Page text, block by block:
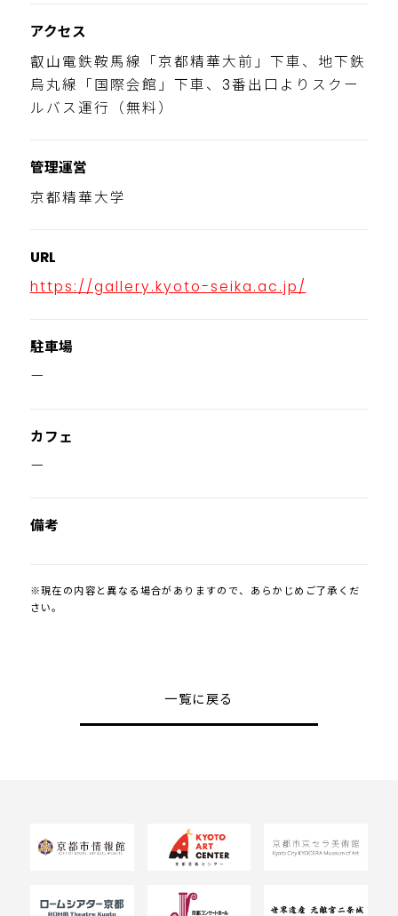
アクセス
叡山電鉄鞍馬線「京都精華大前」下車、地下鉄
烏丸線「国際会館」下車、3番出口よりスクー
ルバス運行（無料）
管理運営
京都精華大学
URL
https://gallery.kyoto-seika.ac.jp/
駐車場
ー
カフェ
ー
備考
※現在の内容と異なる場合がありますので、あらかじめご了承くだ
さい。
一覧に戻る